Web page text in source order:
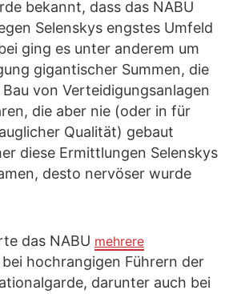
bekannt, dass das NABU
Selenskys engstes Umfeld
ging es unter anderem um
gigantischer Summen, die
von Verteidigungsanlagen
die aber nie (oder in für
Qualität) gebaut
diese Ermittlungen Selenskys
desto nervöser wurde
das NABU mehrere
bei hochrangigen Führern der
darunter auch bei